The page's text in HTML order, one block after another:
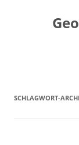
SCHLAGWORT-